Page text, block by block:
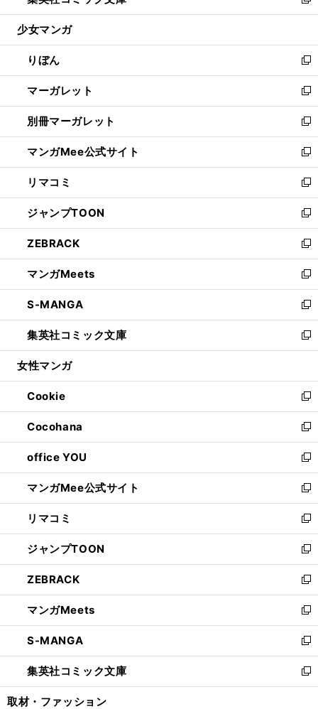
開
ウ
開
く
ン
ウ
で
開
く
ウ
ン
ド
ウ
で
開
く
し
ウ
ィ
ン
ド
ウ
で
開
く
少女マンガ
りぼん
新
し
い
ウ
ィ
ン
ド
ウ
で
開
く
マーガレット
新
し
い
ウ
ィ
ン
ド
ウ
で
開
く
別冊マーガレット
新
し
い
ウ
ィ
ン
ド
ウ
で
開
く
マンガMee公式サイト
新
し
い
ウ
ィ
ン
ド
ウ
で
開
く
リマコミ
新
し
い
ウ
ィ
ン
ド
ウ
で
開
く
ジャンプTOON
新
し
い
ウ
ィ
ン
ド
ウ
で
開
ZEBRACK
新
し
い
ウ
ィ
ン
ド
ウ
開
く
マンガMeets
新
し
い
ウ
ィ
ン
ウ
で
開
く
S-MANGA
新
し
い
ウ
ン
ド
ウ
で
開
く
集英社コミック文庫
新
し
ウ
ィ
ン
ド
ウ
で
開
く
女性マンガ
Cookie
新
し
い
ウ
ィ
ン
ド
ウ
で
開
く
Cocohana
新
し
い
ウ
ィ
ン
ド
ウ
で
開
く
office YOU
新
し
い
ウ
ィ
ン
ド
ウ
で
開
く
マンガMee公式サイト
新
し
い
ウ
ィ
ン
ド
ウ
で
開
く
リマコミ
新
し
い
ウ
ィ
ン
ド
ウ
で
開
く
ジャンプTOON
新
し
い
ウ
ィ
ン
ド
ウ
で
開
ZEBRACK
新
し
い
ウ
ィ
ン
ド
ウ
マンガMeets
新
し
い
ウ
ィ
ン
S-MANGA
新
し
い
ウ
集英社コミック文庫
新
し
取材・ファッション